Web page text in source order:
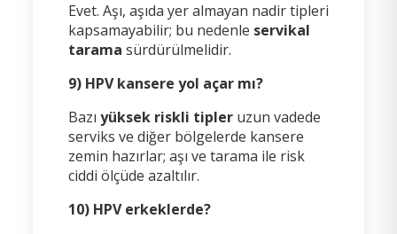
Evet. Aşı, aşıda yer almayan nadir tipleri
kapsamayabilir; bu nedenle servikal
tarama sürdürülmelidir.
9) HPV kansere yol açar mı?
Bazı yüksek riskli tipleruzun vadede
serviks ve diğer bölgelerde kansere
zemin hazırlar; aşı ve tarama ile risk
ciddi ölçüde azaltılır.
10) HPV erkeklerde?